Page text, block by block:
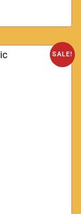
SALE!